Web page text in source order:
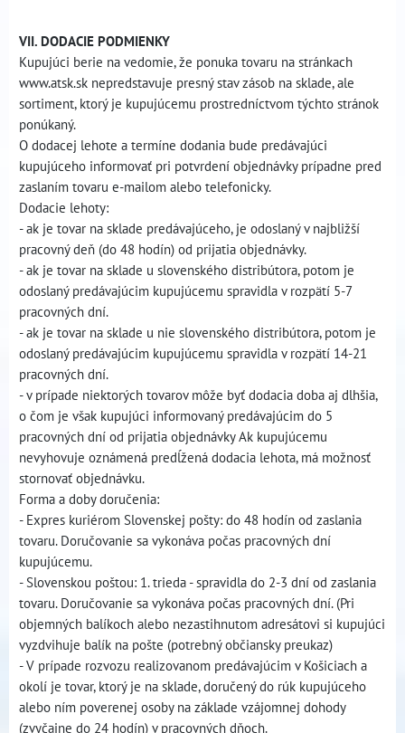
VII. DODACIE PODMIENKY
Kupujúci berie na vedomie, že ponuka tovaru na stránkach
www.atsk.sk nepredstavuje presný stav zásob na sklade, ale
sortiment, ktorý je kupujúcemu prostredníctvom týchto stránok
ponúkaný.
O dodacej lehote a termíne dodania bude predávajúci
kupujúceho informovať pri potvrdení objednávky prípadne pred
zaslaním tovaru e-mailom alebo telefonicky.
Dodacie lehoty:
- ak je tovar na sklade predávajúceho, je odoslaný v najbližší
pracovný deň (do 48 hodín) od prijatia objednávky.
- ak je tovar na sklade u slovenského distribútora, potom je
odoslaný predávajúcim kupujúcemu spravidla v rozpätí 5-7
pracovných dní.
- ak je tovar na sklade u nie slovenského distribútora, potom je
odoslaný predávajúcim kupujúcemu spravidla v rozpätí 14-21
pracovných dní.
- v prípade niektorých tovarov môže byť dodacia doba aj dlhšia,
o čom je však kupujúci informovaný predávajúcim do 5
pracovných dní od prijatia objednávky Ak kupujúcemu
nevyhovuje oznámená predĺžená dodacia lehota, má možnosť
stornovať objednávku.
Forma a doby doručenia:
- Expres kuriérom Slovenskej pošty: do 48 hodín od zaslania
tovaru. Doručovanie sa vykonáva počas pracovných dní
kupujúcemu.
- Slovenskou poštou: 1. trieda - spravidla do 2-3 dní od zaslania
tovaru. Doručovanie sa vykonáva počas pracovných dní. (Pri
objemných balíkoch alebo nezastihnutom adresátovi si kupujúci
vyzdvihuje balík na pošte (potrebný občiansky preukaz)
- V prípade rozvozu realizovanom predávajúcim v Košiciach a
okolí je tovar, ktorý je na sklade, doručený do rúk kupujúceho
alebo ním poverenej osoby na základe vzájomnej dohody
(zvyčajne do 24 hodín) v pracovných dňoch.